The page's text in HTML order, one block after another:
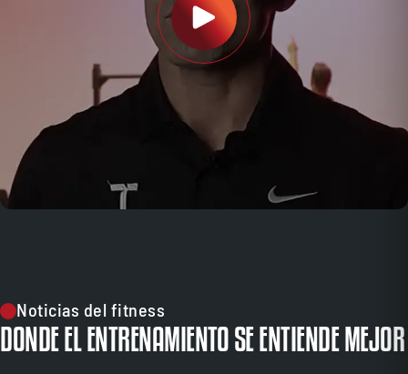
Noticias del fitness
DONDE EL ENTRENAMIENTO SE ENTIENDE MEJOR